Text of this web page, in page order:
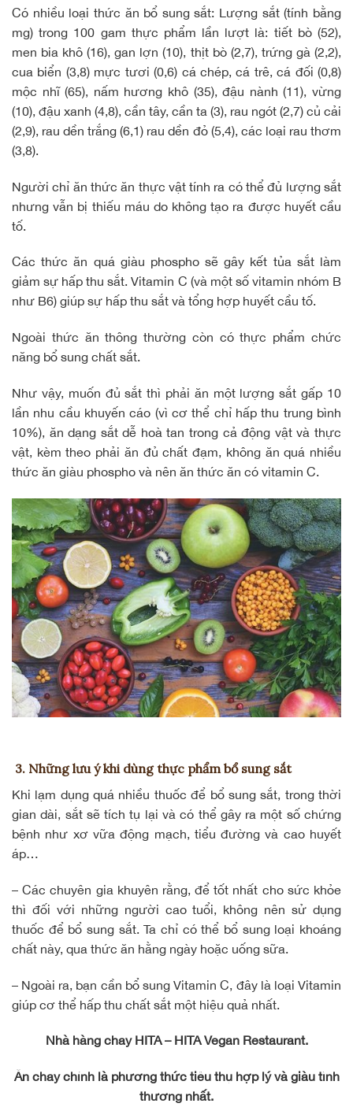
Có nhiều loại thức ăn bổ sung sắt: Lượng sắt (tính bằng
mg) trong 100 gam thực phẩm lần lượt là: tiết bò (52),
men bia khô (16), gan lợn (10), thịt bò (2,7), trứng gà (2,2),
cua biển (3,8) mực tươi (0,6) cá chép, cá trê, cá đối (0,8)
mộc nhĩ (65), nấm hương khô (35), đậu nành (11), vừng
(10), đậu xanh (4,8), cần tây, cần ta (3), rau ngót (2,7) củ cải
(2,9), rau dền trắng (6,1) rau dền đỏ (5,4), các loại rau thơm
(3,8).
Người chỉ ăn thức ăn thực vật tính ra có thể đủ lượng sắt
nhưng vẫn bị thiếu máu do không tạo ra được huyết cầu
tố.
Các thức ăn quá giàu phospho sẽ gây kết tủa sắt làm
giảm sự hấp thu sắt. Vitamin C (và một số vitamin nhóm B
như B6) giúp sự hấp thu sắt và tổng hợp huyết cầu tố.
Ngoài thức ăn thông thường còn có thực phẩm chức
năng bổ sung chất sắt.
Như vậy, muốn đủ sắt thì phải ăn một lượng sắt gấp 10
lần nhu cầu khuyến cáo (vì cơ thể chỉ hấp thu trung bình
10%), ăn dạng sắt dễ hoà tan trong cả động vật và thực
vật, kèm theo phải ăn đủchất đạm, không ăn quá nhiều
thức ăn giàu phospho và nên ăn thức ăn có vitamin C.
3. Những lưu ý khi dùng thực phẩm bổ sung sắt
Khi lạm dụng quá nhiều thuốc để bổ sung sắt, trong thời
gian dài, sắt sẽ tích tụ lại và có thể gây ra một số chứng
bệnh như xơ vữa động mạch, tiểu đường và cao huyết
áp…
– Các chuyên gia khuyên rằng, để tốt nhất cho sức khỏe
thì đối với những người cao tuổi, không nên sử dụng
thuốc để bổ sung sắt. Ta chỉ có thể bổ sung loại khoáng
chất này, qua thức ăn hằng ngày hoặc uống sữa.
– Ngoài ra, bạn cần bổ sung Vitamin C, đây là loại Vitamin
giúp cơ thể hấp thu chất sắt một hiệu quả nhất.
Nhà hàng chay HITA – HITA Vegan Restaurant.
Ăn chay chính là phương thức tiêu thụ hợp lý và giàu tình
thương nhất.